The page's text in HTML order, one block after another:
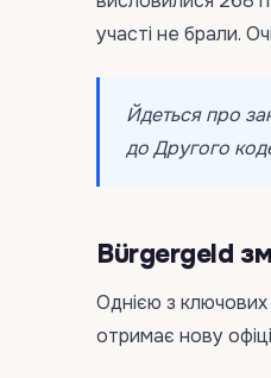
участі не брали.
Йдеться про
до Другого
Bürgergeld
Однією з
отримає нову